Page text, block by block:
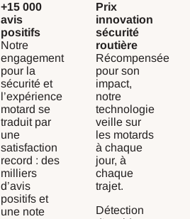
+15 000
avis
positifs
Notre
engagement
pour la
sécurité et
l’expérience
motard se
traduit par
une
satisfaction
record : des
milliers
d’avis
positifs et
une note
Prix
innovation
sécurité
routière
Récompensée
pour son
impact,
notre
technologie
veille sur
les motards
à chaque
jour, à
chaque
trajet.
Détection